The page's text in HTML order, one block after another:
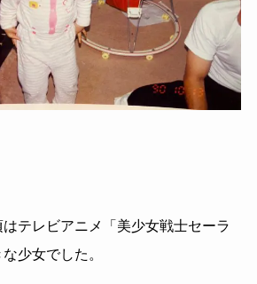
テレビアニメ「美少女戦士セーラ
少女でした。